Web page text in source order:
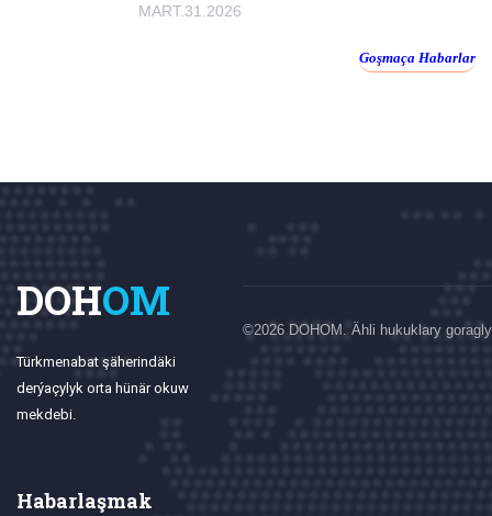
MART.31.2026
Goşmaça Habarlar
DOHOM
Türkmenabat şäherindäki
derýaçylyk orta hünär okuw
mekdebi.
Habarlaşmak
©2026 DOHOM. Ähli hukuklary goragly